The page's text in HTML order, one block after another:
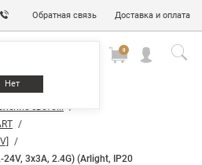
Нет
Обратная связь Доставка и оплата
0
светом
24V, 3x3A, 2.4G) (Arlight, IP20